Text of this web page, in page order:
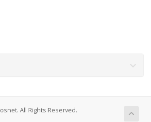
All Rights Reserved.